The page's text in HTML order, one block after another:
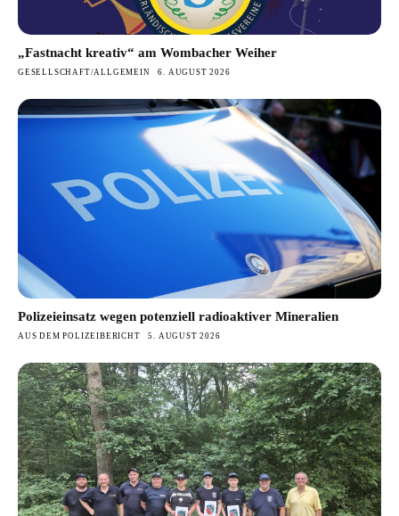
„Fastnacht kreativ“ am Wombacher Weiher
GESELLSCHAFT/ALLGEMEIN 6. AUGUST 2026
Polizeieinsatz wegen potenziell radioaktiver Mineralien
AUS DEM POLIZEIBERICHT 5. AUGUST 2026